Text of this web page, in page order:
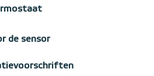
de sensor